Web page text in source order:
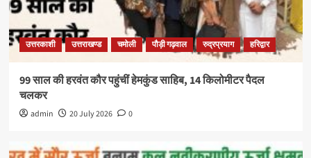
उत्तरकाशी उत्तराखण्ड चमोली पौड़ी गढ़वाल रुद्रप्रयाग हरिद्वार
99 साल की हरवंत कौर पहुंचीं हेमकुंड साहिब, 14 किलोमीटर पैदल
चलकर
admin 20 July 2026 0